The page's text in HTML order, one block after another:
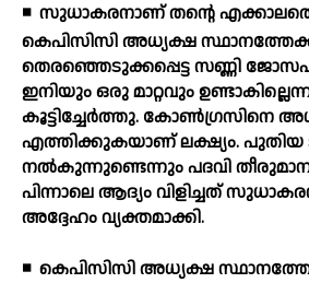
◾ സുധാകരനാണ് തന്റെ
കെപിസിസി അധ്യക്ഷ
തെരഞ്ഞെടുക്കപ്പെട്ട സണ്ണി
ഇനിയും ഒരു മാറ്റവും
കൂട്ടിച്ചേര്‍ത്തു. കോണ്‍ഗ്രസിനെ
എത്തിക്കുകയാണ് ലക്ഷ്യം. പുതിയ
നല്‍കുന്നുണ്ടെന്നും പദവി
പിന്നാലെ ആദ്യം വിളിച്ചത്
അദ്ദേഹം വ്യക്തമാക്കി.
◾ കെപിസിസി അധ്യക്ഷ